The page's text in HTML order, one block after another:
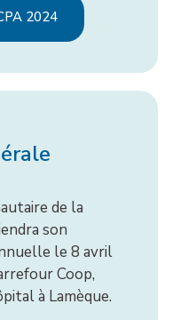
2024
de la
son
le 8 avril
Coop,
à Lamèque.